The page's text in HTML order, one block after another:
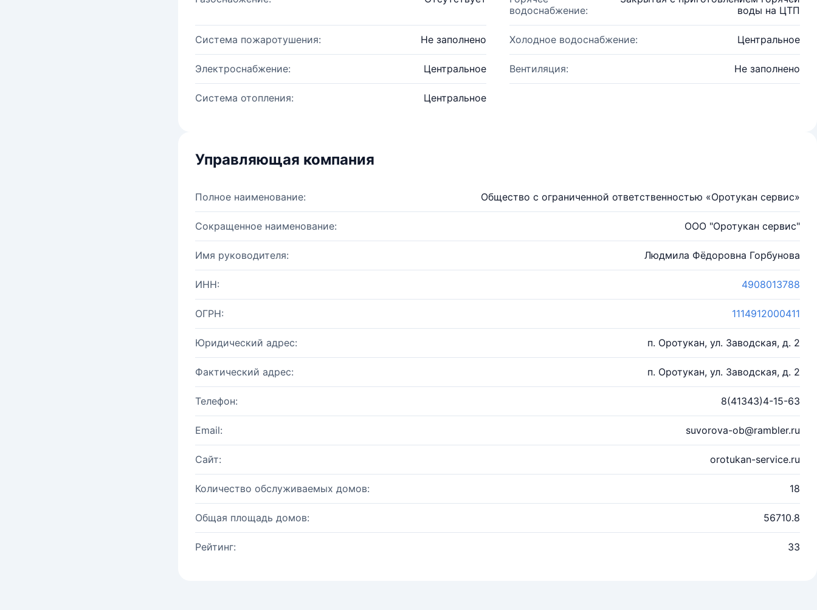
водоснабжение:
воды на ЦТП
Система пожаротушения: Не заполнено Холодное водоснабжение: Центральное
Электроснабжение: Центральное Вентиляция: Не заполнено
Система отопления: Центральное
Управляющая компания
Полное наименование: Общество с ограниченной ответственностью «Оротукан сервис»
Сокращенное наименование: ООО "Оротукан сервис"
Имя руководителя: Людмила Фёдоровна Горбунова
ИНН: 4908013788
ОГРН: 1114912000411
Юридический адрес: п. Оротукан, ул. Заводская, д. 2
Фактический адрес: п. Оротукан, ул. Заводская, д. 2
Телефон: 8(41343)4-15-63
Email: suvorova-ob@rambler.ru
Сайт: orotukan-service.ru
Количество обслуживаемых домов: 18
Общая площадь домов: 56710.8
Рейтинг: 33